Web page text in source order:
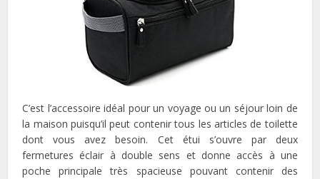
C’est l’accessoire idéal pour un voyage ou un séjour loin de
la maison puisqu’il peut contenir tous les articles de toilette
dont vous avez besoin. Cet étui s’ouvre par deux
fermetures éclair à double sens et donne accès à une
poche principale très spacieuse pouvant contenir des